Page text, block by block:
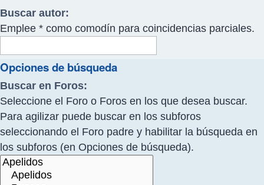
Buscar autor:
Emplee * como comodín para coincidencias parciales.
Opciones de búsqueda
Buscar en Foros:
Seleccione el Foro o Foros en los que desea buscar.
Para agilizar puede buscar en los subforos
seleccionando el Foro padre y habilitar la búsqueda en
los subforos (en Opciones de búsqueda).